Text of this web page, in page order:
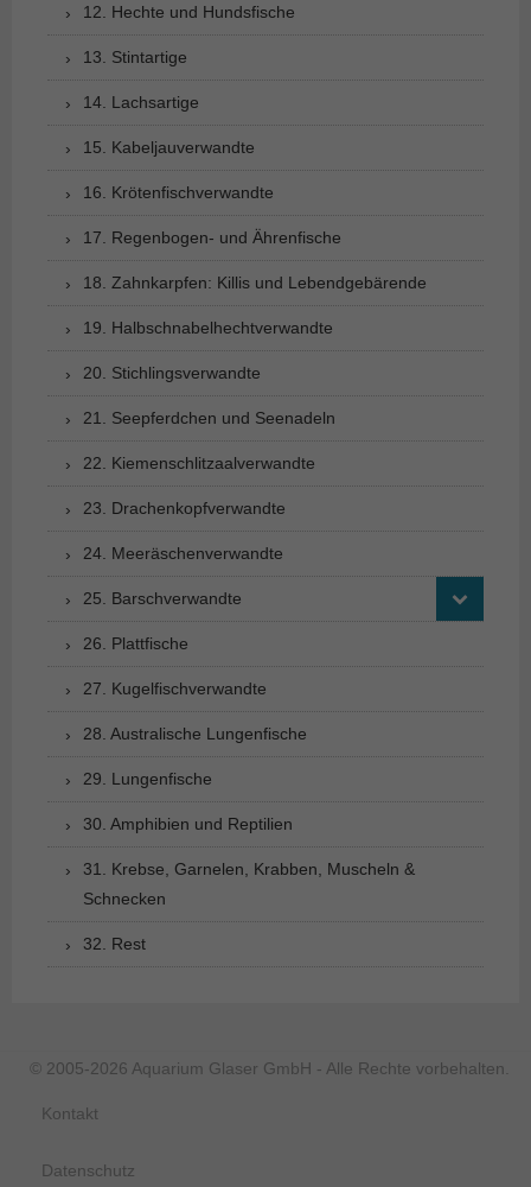
12. Hechte und Hundsfische
13. Stintartige
14. Lachsartige
15. Kabeljauverwandte
16. Krötenfischverwandte
17. Regenbogen- und Ährenfische
18. Zahnkarpfen: Killis und Lebendgebärende
19. Halbschnabelhechtverwandte
20. Stichlingsverwandte
21. Seepferdchen und Seenadeln
22. Kiemenschlitzaalverwandte
23. Drachenkopfverwandte
24. Meeräschenverwandte
25. Barschverwandte
26. Plattfische
27. Kugelfischverwandte
28. Australische Lungenfische
29. Lungenfische
30. Amphibien und Reptilien
31. Krebse, Garnelen, Krabben, Muscheln &
Schnecken
32. Rest
© 2005-2026 Aquarium Glaser GmbH - Alle Rechte vorbehalten.
Kontakt
Datenschutz